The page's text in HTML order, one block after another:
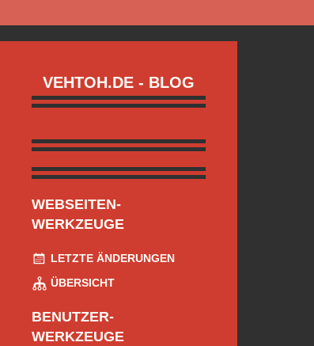
VEHTOH.DE - BLOG
WEBSEITEN-
WERKZEUGE
LETZTE ÄNDERUNGEN
ÜBERSICHT
BENUTZER-
WERKZEUGE